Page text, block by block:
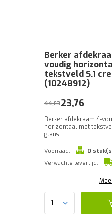
Berker
voudig
tekstveld S.1
(10248912)
Berker afdekraam 4-
horizontaal met
glans.
Voorraad:
0
Verwachte levertijd:
44,8323,76